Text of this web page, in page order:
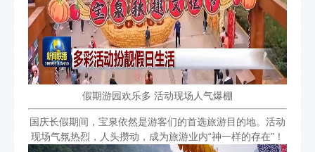
假期游园欢乐多 活动现场人气爆棚
国庆长假期间，宝泉依然是游客们的首选旅游目的地。活动
现场气氛热烈，人头攒动，成为旅游业内“神一样的存在”！